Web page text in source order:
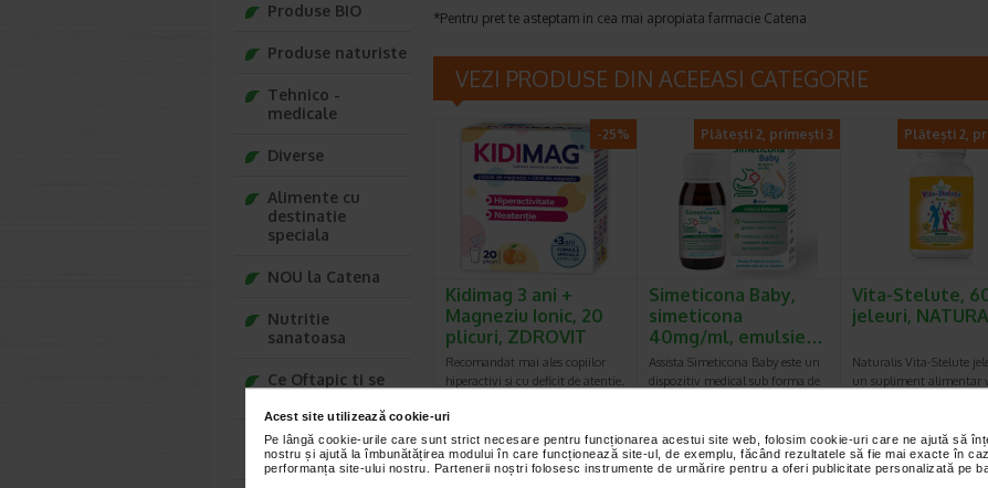
Acest site utilizează cookie-uri
Pe lângă cookie-urile care sunt strict necesare pentru funcționarea acestui site web, folosim cookie-uri care ne ajută să
nostru și ajută la îmbunătățirea modului în care funcționează site-ul, de exemplu, făcând rezultatele să fie mai exacte în
performanța site-ului nostru. Partenerii noștri folosesc instrumente de urmărire pentru a oferi publicitate personalizată pe
*Pentru pret te asteptam in cea mai apropiata farmacie Catena
VEZI PRODUSE DIN ACEEASI CATEGORIE
-25%
Kidimag 3 ani +
Magneziu Ionic, 20
plicuri, ZDROVIT
Recomandat mai ales copiilor
hiperactivi si cu deficit de atentie.
Plătești 2, primești 3
Simeticona Baby,
simeticona
40mg/ml, emulsie…
Assista Simeticona Baby este un
dispozitiv medical sub forma de
Plătești 2,
Vita-Stelute,
jeleuri,
Naturalis Vita-Stelute
un supliment alimentar
Produse BIO
Produse naturiste
Tehnico -
medicale
Diverse
Alimente cu
destinatie
speciala
NOU la Catena
Nutritie
sanatoasa
Ce Oftapic ti se
Adora – Adorabili
din prima clipa